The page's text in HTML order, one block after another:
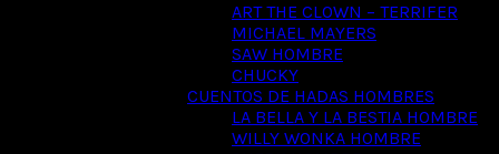
ART THE CLOWN – TERRIFER
MICHAEL MAYERS
SAW HOMBRE
CHUCKY
CUENTOS DE HADAS HOMBRES
LA BELLA Y LA BESTIA HOMBRE
WILLY WONKA HOMBRE